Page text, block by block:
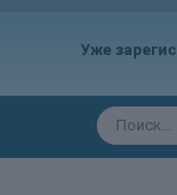
Уже